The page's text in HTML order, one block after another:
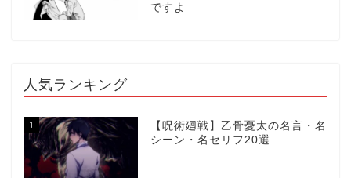
ですよ
人気ランキング
1
【呪術廻戦】乙骨憂太の名言・名
シーン・名セリフ20選